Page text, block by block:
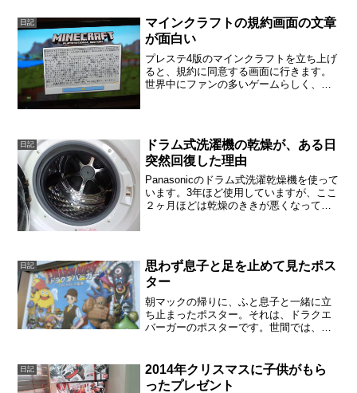
日記
マインクラフトの規約画面の文章
が面白い
プレステ4版のマインクラフトを立ち上げ
ると、規約に同意する画面に行きます。
世界中にファンの多いゲームらしく、ネ
日記
ドラム式洗濯機の乾燥が、ある日
突然回復した理由
Panasonicのドラム式洗濯乾燥機を使って
います。3年ほど使用していますが、ここ
２ヶ月ほどは乾燥のききが悪くなってき
ビス呼んでもダ...
日記
思わず息子と足を止めて見たポス
ター
朝マックの帰りに、ふと息子と一緒に立
ち止まったポスター。それは、ドラクエ
バーガーのポスターです。世間では、リ
ちろんうちもDL済み）、リメイクのドラ
クエ１を家族で遊...
日記
2014年クリスマスに子供がもら
ったプレゼント